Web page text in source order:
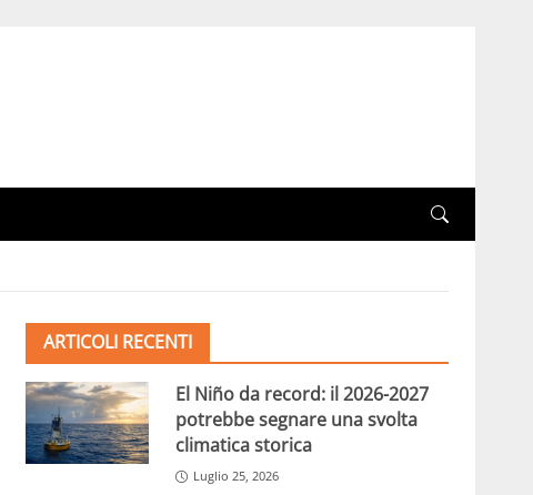
ARTICOLI RECENTI
El Niño da record: il 2026-2027
potrebbe segnare una svolta
climatica storica
Luglio 25, 2026